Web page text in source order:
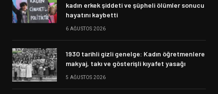
kadın erkek şiddeti ve şüpheli ölümler sonucu
hayatını kaybetti
6 AĞUSTOS 2026
1930 tarihli gizli genelge: Kadın öğretmenlere
makyaj, takı ve gösterişli kıyafet yasağı
5 AĞUSTOS 2026